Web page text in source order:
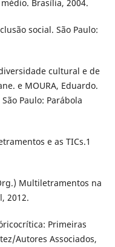
Brasília, 2004.
social. São Paulo:
cultural e de
e MOURA, Eduardo.
Paulo: Parábola
e as TICs.1
Multiletramentos na
2012.
Primeiras
Autores Associados,